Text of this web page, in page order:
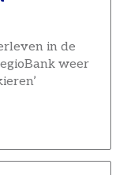
in de
weer